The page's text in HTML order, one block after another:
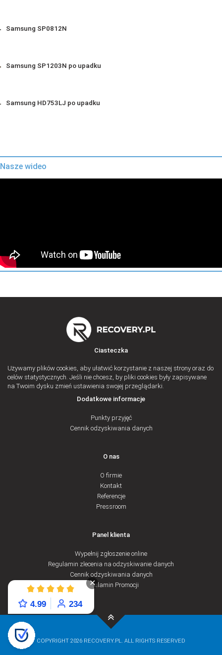
Samsung SP0812N
Samsung SP1203N po upadku
Samsung HD753LJ po upadku
Nasze wideo
Ciasteczka
Używamy plików cookies, aby ułatwić korzystanie z naszej strony oraz do
celów statystycznych. Jeśli nie chcesz, by pliki cookies były zapisywane
na Twoim dysku zmień ustawienia swojej przeglądarki.
Dodatkowe informacje
Punkty przyjęć
Cennik odzyskiwania danych
O nas
O firmie
Kontakt
Referencje
Pressroom
Panel klienta
Wypełnij zgłoszenie online
Regulamin zlecenia na odzyskiwanie danych
Cennik odzyskiwania danych
Regulamin Promocji
COPYRIGHT 2026 RECOVERY.PL. ALL RIGHTS RESERVED
✕
4.99 234